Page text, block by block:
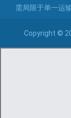
需局限于单一运
Copyright ©